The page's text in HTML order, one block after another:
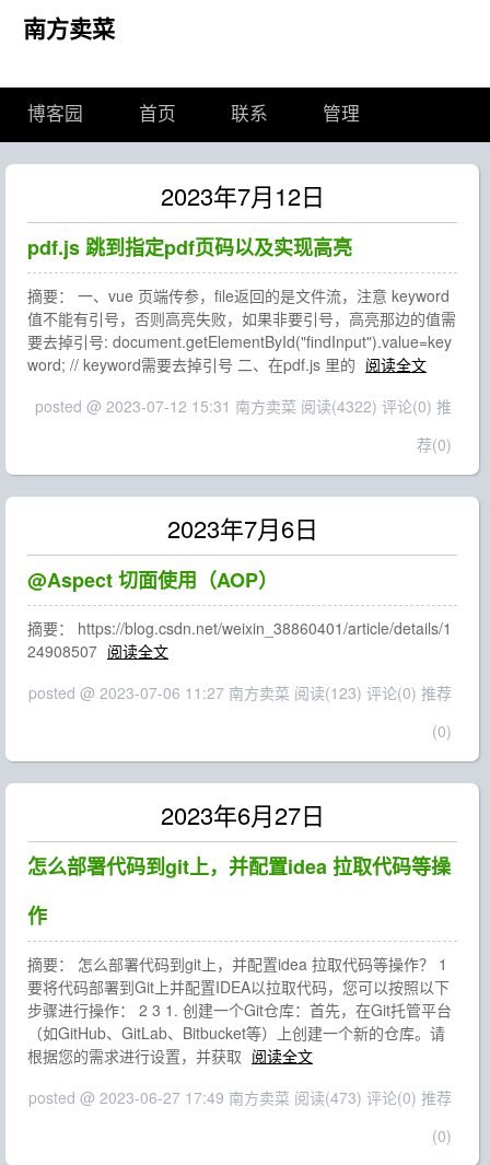
南方卖菜
博客园 首页 联系 管理
2023年7月12日
pdf.js 跳到指定pdf页码以及实现高亮
摘要： 一、vue 页端传参，file返回的是文件流，注意 keyword
值不能有引号，否则高亮失败，如果非要引号，高亮那边的值需
要去掉引号: document.getElementById("findInput").value=key
word; // keyword需要去掉引号 二、在pdf.js 里的 阅读全文
posted @ 2023-07-12 15:31 南方卖菜 阅读(4322) 评论(0) 推
荐(0)
2023年7月6日
@Aspect 切面使用（AOP）
摘要： https://blog.csdn.net/weixin_38860401/article/details/1
24908507 阅读全文
posted @ 2023-07-06 11:27 南方卖菜 阅读(123) 评论(0) 推荐
(0)
2023年6月27日
怎么部署代码到git上，并配置idea 拉取代码等操
作
摘要： 怎么部署代码到git上，并配置idea 拉取代码等操作？ 1
要将代码部署到Git上并配置IDEA以拉取代码，您可以按照以下
步骤进行操作： 2 3 1. 创建一个Git仓库：首先，在Git托管平台
（如GitHub、GitLab、Bitbucket等）上创建一个新的仓库。请
根据您的需求进行设置，并获取 阅读全文
posted @ 2023-06-27 17:49 南方卖菜 阅读(473) 评论(0) 推荐
(0)